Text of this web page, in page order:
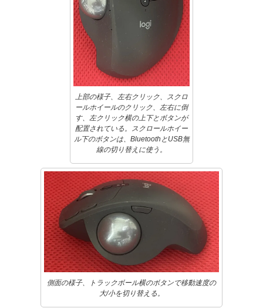
上部の様子、左右クリック、スクロ
ールホイールのクリック、左右に倒
す、左クリック横の上下とボタンが
配置されている。スクロールホイー
ル下のボタンは、BluetoothとUSB無
線の切り替えに使う。
側面の様子、トラックボール横のボタンで移動速度の
大/小を切り替える。